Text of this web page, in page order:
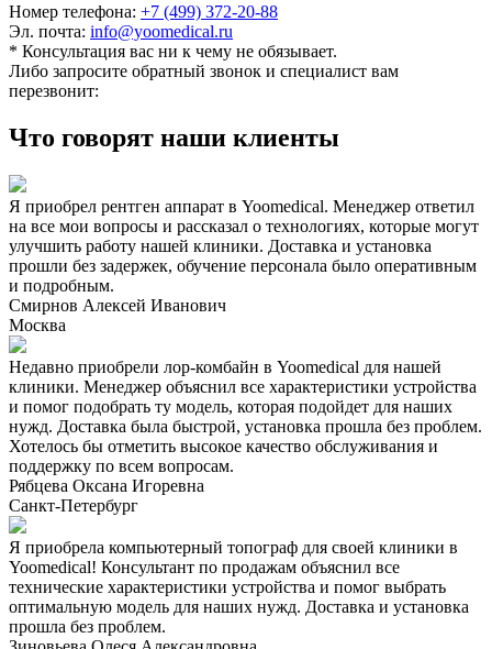
Номер телефона: +7 (499) 372-20-88
Эл. почта: info@yoomedical.ru
* Консультация вас ни к чему не обязывает.
Либо запросите обратный звонок и специалист вам
перезвонит:
Что говорят наши клиенты
Я приобрел рентген аппарат в Yoomedical. Менеджер ответил
на все мои вопросы и рассказал о технологиях, которые могут
улучшить работу нашей клиники. Доставка и установка
прошли без задержек, обучение персонала было оперативным
и подробным.
Смирнов Алексей Иванович
Москва
Недавно приобрели лор-комбайн в Yoomedical для нашей
клиники. Менеджер объяснил все характеристики устройства
и помог подобрать ту модель, которая подойдет для наших
нужд. Доставка была быстрой, установка прошла без проблем.
Хотелось бы отметить высокое качество обслуживания и
поддержку по всем вопросам.
Рябцева Оксана Игоревна
Санкт-Петербург
Я приобрела компьютерный топограф для своей клиники в
Yoomedical! Консультант по продажам объяснил все
технические характеристики устройства и помог выбрать
оптимальную модель для наших нужд. Доставка и установка
прошла без проблем.